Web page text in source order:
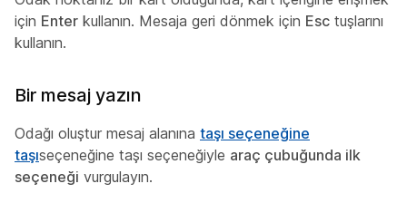
için Enter kullanın. Mesaja geri dönmek için Esc tuşlarını
kullanın.
Bir mesaj yazın
Odağı oluştur mesaj alanına taşı seçeneğine
taşıseçeneğine taşı seçeneğiyle araç çubuğunda ilk
seçeneği vurgulayın.